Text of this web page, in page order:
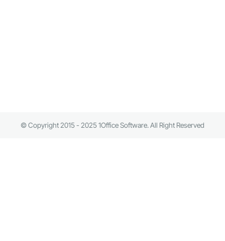
© Copyright 2015 - 2025 1Office Software. All Right Reserved